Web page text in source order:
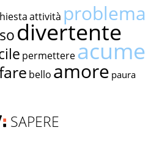
attività problema
divertente
permettereacume
bello amore paura
SAPERE